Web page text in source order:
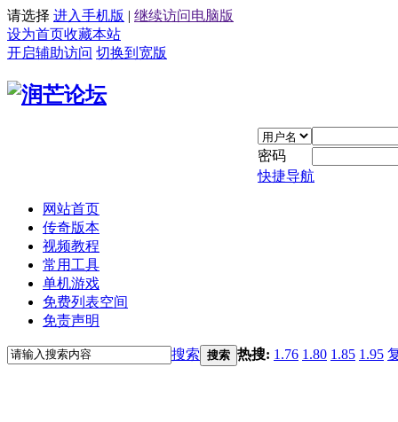
请选择 进入手机版 | 继续访问电脑版
设为首页收藏本站
开启辅助访问 切换到宽版
密码
快捷导航
网站首页
传奇版本
视频教程
常用工具
单机游戏
免费列表空间
免责声明
搜索 搜索 热搜: 1.76 1.80 1.85 1.95